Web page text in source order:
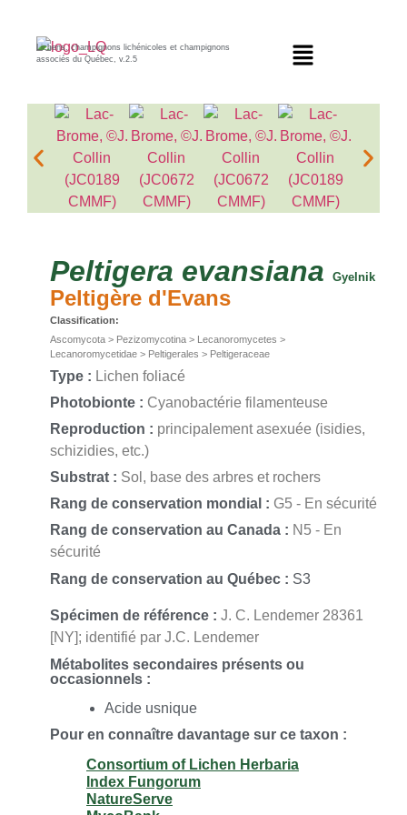
Lichens, champignons lichénicoles et champignons
associés du Québec, v.2.5
Peltigera evansiana Gyelnik
Peltigère d'Evans
Classification:
Ascomycota > Pezizomycotina > Lecanoromycetes >
Lecanoromycetidae > Peltigerales > Peltigeraceae
Type : Lichen foliacé
Photobionte : Cyanobactérie filamenteuse
Reproduction : principalement asexuée (isidies,
schizidies, etc.)
Substrat : Sol, base des arbres et rochers
Rang de conservation mondial : G5 - En sécurité
Rang de conservation au Canada : N5 - En
sécurité
Rang de conservation au Québec : S3
Spécimen de référence : J. C. Lendemer 28361
[NY]; identifié par J.C. Lendemer
Métabolites secondaires présents ou
occasionnels :
Acide usnique
Pour en connaître davantage sur ce taxon :
Consortium of Lichen Herbaria
Index Fungorum
NatureServe